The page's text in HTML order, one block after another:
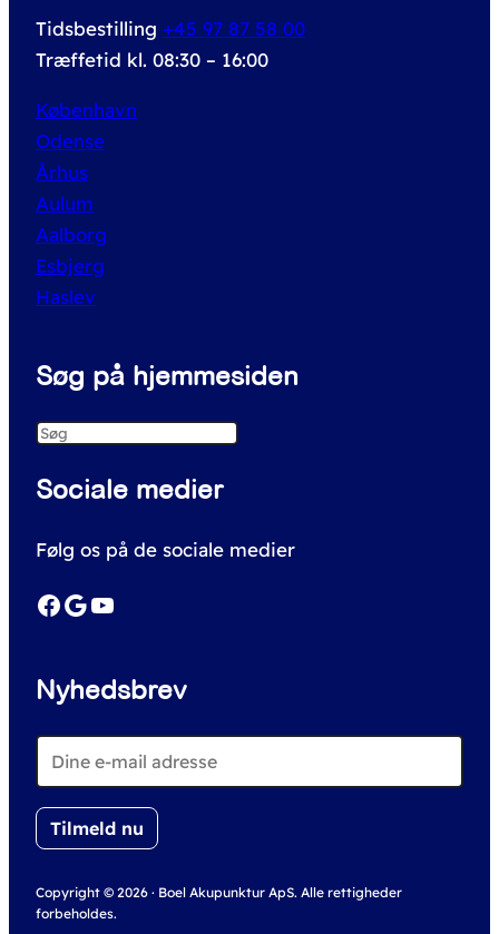
Tidsbestilling +45 97 87 58 00
Træffetid kl. 08:30 – 16:00
København
Odense
Århus
Aulum
Aalborg
Esbjerg
Haslev
Søg på hjemmesiden
S
a
c
h
Sociale medier
Følg os på de sociale medier
Facebook Google YouTube
Nyhedsbrev
Copyright © 2026 · Boel Akupunktur ApS. Alle rettigheder
forbeholdes.